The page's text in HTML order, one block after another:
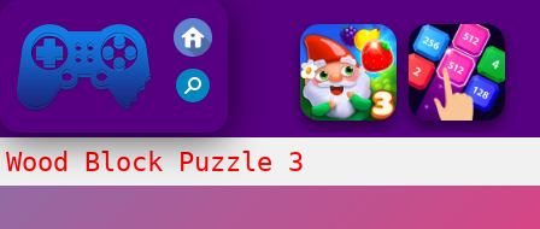
Gry Friv 5
Wood Block Puzzle 3